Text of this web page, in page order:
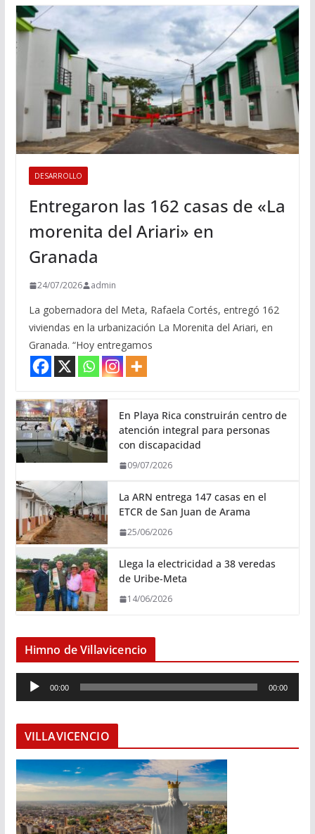
DESARROLLO
Entregaron las 162 casas de «La
morenita del Ariari» en
Granada
24/07/2026 admin
La gobernadora del Meta, Rafaela Cortés, entregó 162
viviendas en la urbanización La Morenita del Ariari, en
Granada. “Hoy entregamos
En Playa Rica construirán centro de
atención integral para personas
con discapacidad
09/07/2026
La ARN entrega 147 casas en el
ETCR de San Juan de Arama
25/06/2026
Llega la electricidad a 38 veredas
de Uribe-Meta
14/06/2026
Himno de Villavicencio
e
o
d
u
c
t
00:00 00:00
VILLAVICENCIO